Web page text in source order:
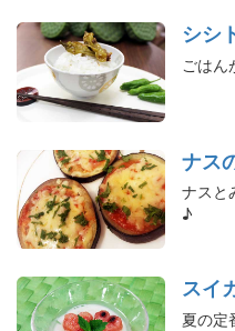
シシ
ごはん
ナス
ナスと
♪
スイ
夏の定